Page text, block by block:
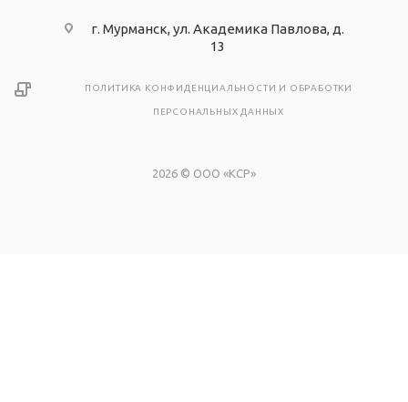
г. Мурманск, ул. Академика Павлова, д.
13
ПОЛИТИКА КОНФИДЕНЦИАЛЬНОСТИ И ОБРАБОТКИ
ПЕРСОНАЛЬНЫХ ДАННЫХ
2026 © ООО «КСР»